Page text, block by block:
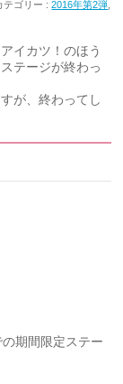
テゴリー :2016年第2弾
イカツ！のほう
テージが終わっ
が、終わってし
期間限定ステー